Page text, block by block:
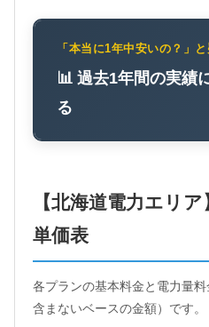
「本当に1年中安いの？」
📊 過去1年間の実績
る
【北海道電力エリ
単価表
各プランの基本料金と電力量
含まないベースの金額）です。